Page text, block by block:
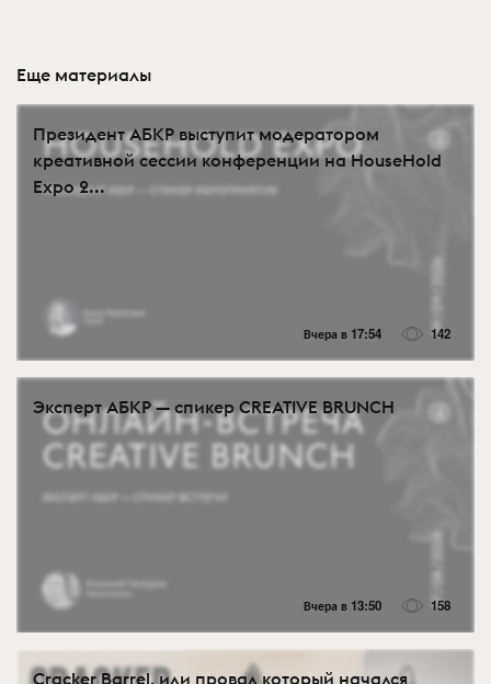
Еще материалы
Президент АБКР выступит модератором
креативной сессии конференции на HouseHold
Expo 2...
Вчера в 17:54 142
Эксперт АБКР — спикер CREATIVE BRUNCH
Вчера в 13:50 158
Cracker Barrel, или провал который начался